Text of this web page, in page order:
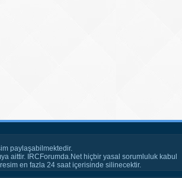
paylaşabilmektedir.
aittir. IRCForumda.Net hiçbir yasal sorumluluk kabul
en fazla 24 saat içerisinde silinecektir.